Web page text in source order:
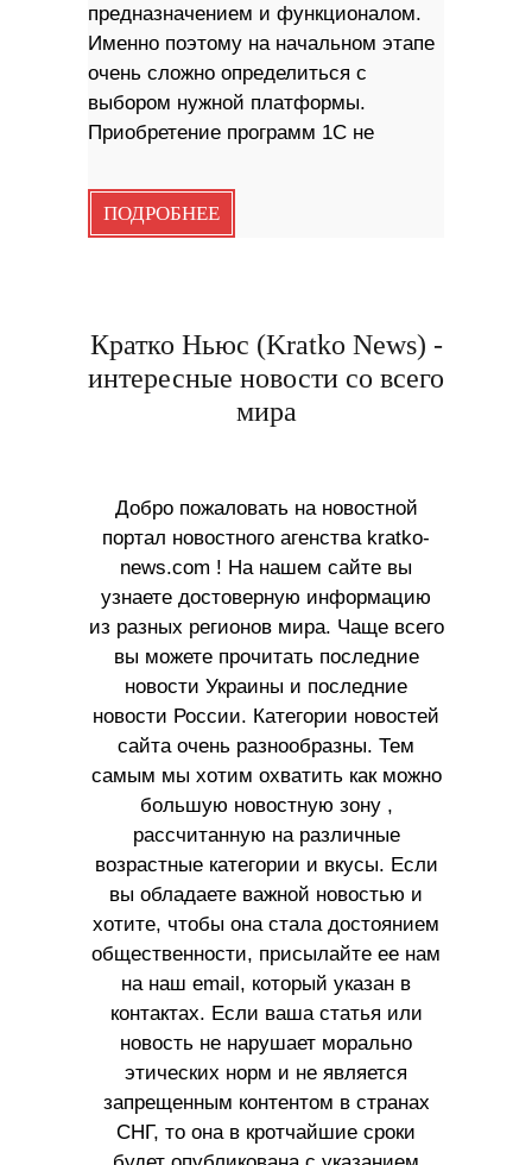
предназначением и функционалом.
Именно поэтому на начальном этапе
очень сложно определиться с
выбором нужной платформы.
Приобретение программ 1С не
ПОДРОБНЕЕ
Кратко Ньюс (Kratko News) -
интересные новости со всего
мира
Добро пожаловать на новостной
портал новостного агенства kratko-
news.com ! На нашем сайте вы
узнаете достоверную информацию
из разных регионов мира. Чаще всего
вы можете прочитать последние
новости Украины и последние
новости России. Категории новостей
сайта очень разнообразны. Тем
самым мы хотим охватить как можно
большую новостную зону ,
рассчитанную на различные
возрастные категории и вкусы. Если
вы обладаете важной новостью и
хотите, чтобы она стала достоянием
общественности, присылайте ее нам
на наш email, который указан в
контактах. Если ваша статья или
новость не нарушает морально
этических норм и не является
запрещенным контентом в странах
СНГ, то она в кротчайшие сроки